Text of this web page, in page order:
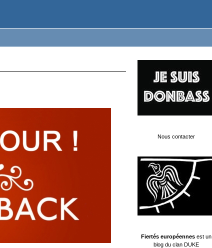
Nous contacter
Fiertés européennes est un
blog du clan DUKE